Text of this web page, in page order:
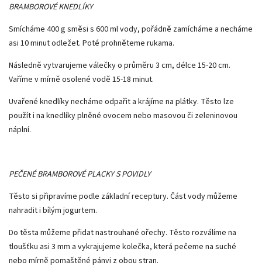
BRAMBOROVÉ KNEDLÍKY
Smícháme 400 g směsi s 600 ml vody, pořádně zamícháme a necháme
asi 10 minut odležet. Poté prohněteme rukama.
Následně vytvarujeme válečky o průměru 3 cm, délce 15-20 cm.
Vaříme v mírně osolené vodě 15-18 minut.
Uvařené knedlíky necháme odpařit a krájíme na plátky. Těsto lze
použít i na knedlíky plněné ovocem nebo masovou či zeleninovou
náplní.
PEČENÉ BRAMBOROVÉ PLACKY S POVIDLY
Těsto si připravíme podle základní receptury. Část vody můžeme
nahradit i bílým jogurtem.
Do těsta můžeme přidat nastrouhané ořechy. Těsto rozválíme na
tloušťku asi 3 mm a vykrajujeme kolečka, která pečeme na suché
nebo mírně pomaštěné pánvi z obou stran.